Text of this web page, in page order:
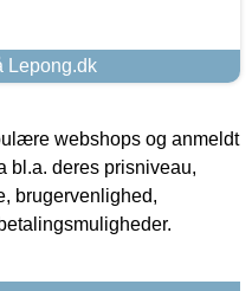
Lepong.dk
webshops og anmeldt
bl.a. deres prisniveau,
brugervenlighed,